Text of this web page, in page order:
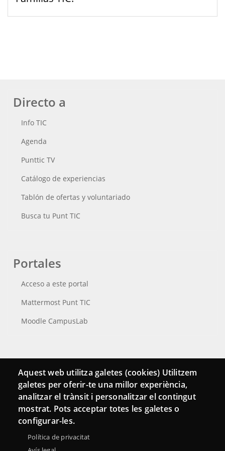
Directo a
Info TIC
Agenda
Punttic TV
Catálogo de experiencias
Tablón de ofertas y voluntariado
Busca tu Punt TIC
Portales
Acceso a este portal
Mattermost Punt TIC
Moodle CampusLab
Conecta
Contacto
Hemeroteca
Aquest web utilitza galetes (cookies) Utilitzem
galetes per oferir-te una millor experiència,
analitzar el trànsit i personalitzar el contingut
mostrat. Pots acceptar totes les galetes o
configurar-les.
Política de privacitat